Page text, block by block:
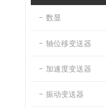
数显
轴位移变送器
加速度变送器
振动变送器